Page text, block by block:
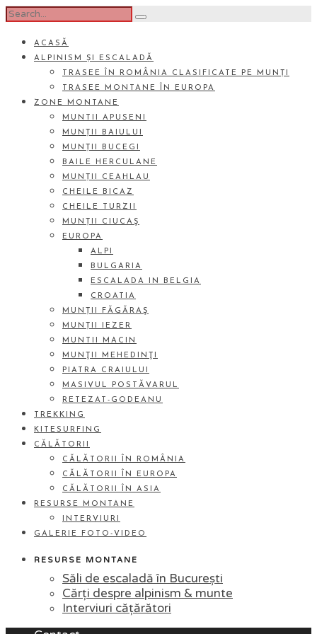
ACASĂ
ALPINISM ȘI ESCALADĂ
TRASEE ÎN ROMÂNIA CLASIFICATE PE MUNȚI
TRASEE MONTANE ÎN EUROPA
ZONE MONTANE
MUNTII APUSENI
MUNȚII BAIULUI
MUNȚII BUCEGI
BAILE HERCULANE
MUNȚII CEAHLAU
CHEILE BICAZ
CHEILE TURZII
MUNȚII CIUCAŞ
EUROPA
ALPI
BULGARIA
ESCALADA IN BELGIA
CROATIA
MUNȚII FĂGĂRAŞ
MUNȚII IEZER
MUNTII MACIN
MUNŢII MEHEDINŢI
PIATRA CRAIULUI
MASIVUL POSTĂVARUL
RETEZAT-GODEANU
TREKKING
KITESURFING
CĂLĂTORII
CĂLĂTORII ÎN ROMÂNIA
CĂLĂTORII ÎN EUROPA
CĂLĂTORII ÎN ASIA
RESURSE MONTANE
INTERVIURI
GALERIE FOTO-VIDEO
RESURSE MONTANE
Săli de escaladă în București
Cărți despre alpinism & munte
Interviuri cățărători